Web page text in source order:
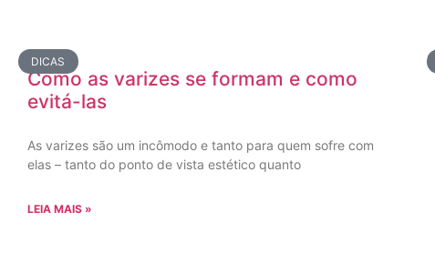
DICAS
Como as varizes se formam e como
evitá-las
As varizes são um incômodo e tanto para quem sofre com
elas – tanto do ponto de vista estético quanto
LEIA MAIS »